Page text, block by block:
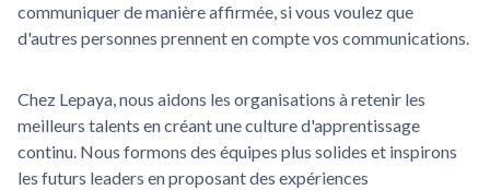
communiquer de manière affirmée, si vous voulez que
d'autres personnes prennent en compte vos communications.
Chez Lepaya, nous aidons les organisations à retenir les
meilleurs talents en créant une culture d'apprentissage
continu. Nous formons des équipes plus solides et inspirons
les futurs leaders en proposant des expériences